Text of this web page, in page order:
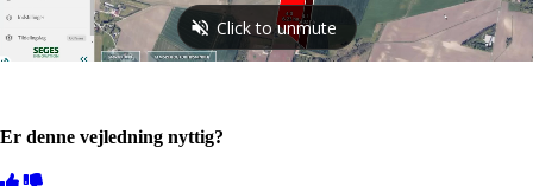
Er denne vejledning nyttig?